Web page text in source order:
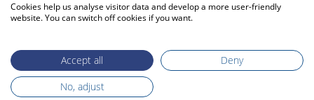
HAFTUNG • FINANZEN
Cookies help us analyse visitor data and develop a more user-friendly
website. You can switch off cookies if you want.
Accept all
Deny
No, adjust